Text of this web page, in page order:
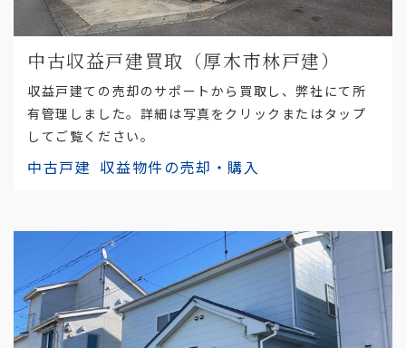
中古収益戸建買取（厚木市林戸建）
収益戸建ての売却のサポートから買取し、弊社にて所
有管理しました。詳細は写真をクリックまたはタップ
してご覧ください。
中古戸建 収益物件の売却・購入